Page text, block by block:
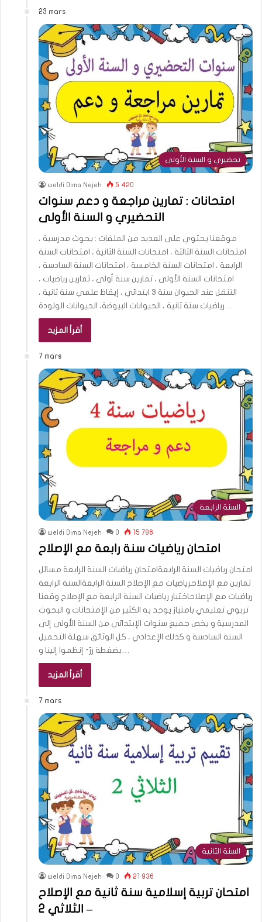
23 mars
تحضيري و السنة الأولى
weldi Dima Nejeh 5 420
امتحانات : تمارين مراجعة و دعم سنوات
التحضيري و السنة الأولى
موقعنا يحتوي على العديد من الملفات : بحوث مدرسية ،
امتحانات السنة الثالثة ، امتحانات السنة الثانية ، امتحانات السنة
الرابعة ، امتحانات السنة الخامسة ، امتحانات السنة السادسة ،
امتحانات السنة الأولى ، تمارين سنة أولى ، تمارين رياضيات ،
التنقل عند الحيوان سنة 3 ابتدائي ، إيقاظ علمي سنة ثانية ،
رياضيات سنة ثانية ، الحيوانات البيوضة، الحيوانات الولودة…
أقرأ المزيد
7 mars
السنة الرابعة
weldi Dima Nejeh 0 15 786
امتحان رياضيات سنة رابعة مع الإصلاح
امتحان رياضيات السنة الرابعةامتحان رياضيات السنة الرابعة مسائل
تمارين مع الإصلاحرياضيات مع الإصلاح السنة الرابعةالسنة الرابعة
رياضيات مع الإصلاحاختبار رياضيات السنة الرابعة مع الإصلاح وقعنا
تربوي تعليمي بامتياز يوجد به الكثير من الإمتحانات و البحوث
المدرسية و يخص جميع سنوات الإبتدائي من السنة الأولى إلى
السنة السادسة و كذلك الإعدادي ، كل الوثائق سهلة التحميل
بضغطة زرّ- إنظموا إلينا و…
أقرأ المزيد
7 mars
السنة الثانية
weldi Dima Nejeh 0 21 936
امتحان تربية إسلامية سنة ثانية مع الإصلاح
– الثلاثي 2